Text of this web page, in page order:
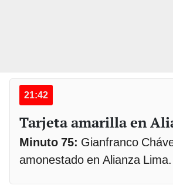
21:42
Tarjeta amarilla en
Minuto 75: Gianfranco
amonestado en Alianza Lima.